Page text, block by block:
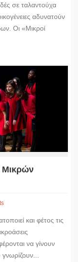
σε ταλαντούχα
αδυνατούν
Οι «Μικροί
Μικρών
και φέτος τις
να γίνουν